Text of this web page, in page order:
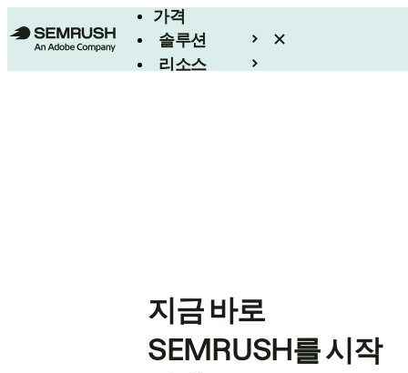
가격
솔루션
리소스
지금 바로
SEMRUSH를 시작